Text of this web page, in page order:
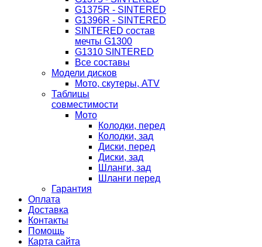
G1375R - SINTERED
G1396R - SINTERED
SINTERED состав
мечты G1300
G1310 SINTERED
Все составы
Модели дисков
Мото, скутеры, ATV
Таблицы
совместимости
Мото
Колодки, перед
Колодки, зад
Диски, перед
Диски, зад
Шланги, зад
Шланги перед
Гарантия
Оплата
Доставка
Контакты
Помощь
Карта сайта